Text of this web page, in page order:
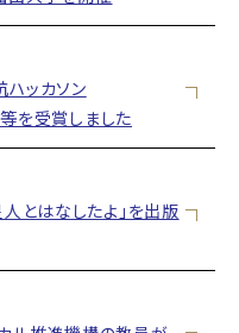
ッカソン
を受賞しました
とはなしたよ」を出版